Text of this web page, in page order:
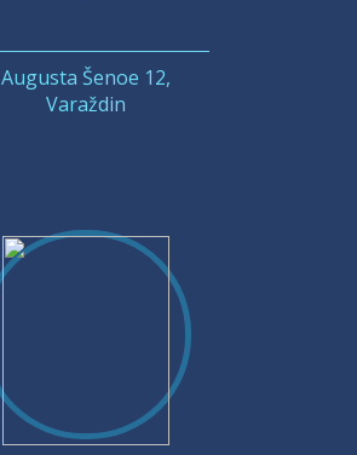
Augusta Šenoe 12,
Varaždin